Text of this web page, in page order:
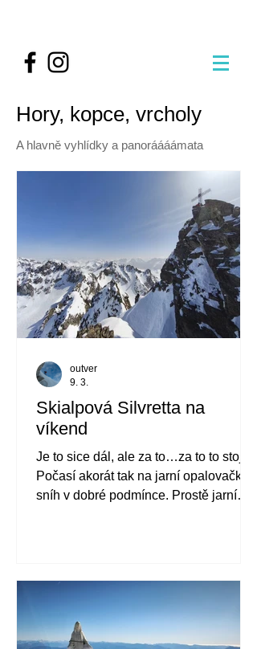
Hory, kopce, vrcholy
A hlavně vyhlídky a panoráááámata
Skialpová Silvretta na
víkend
Je to sice dál, ale za to…za to to stojí.
Počasí akorát tak na jarní opalovačku a
sníh v dobré podmínce. Prostě jarní
outver
9. 3.